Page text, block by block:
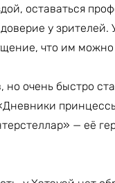
оставаться
у
что им можно
очень быстро
— её